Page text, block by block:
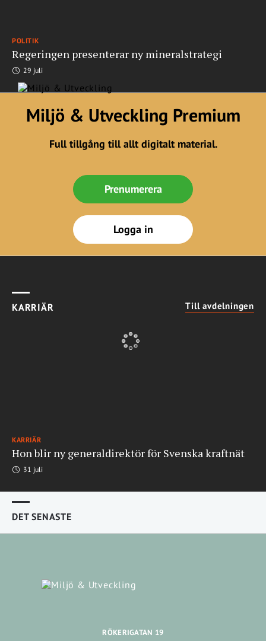
POLITIK
Regeringen presenterar ny mineralstrategi
29 juli
Miljö & Utveckling Premium
Full tillgång till allt digitalt material.
Prenumerera
Logga in
KARRIÄR Till avdelningen
KARRIÄR
Hon blir ny generaldirektör för Svenska kraftnät
31 juli
DET SENASTE
RÖKERIGATAN 19